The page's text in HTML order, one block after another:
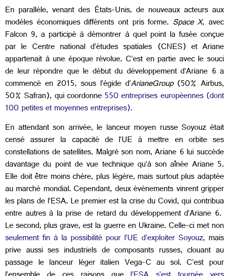
En parallèle, venant des États-Unis, de nouveaux acteurs aux
modèles économiques différents ont pris forme. Space X, avec
Falcon 9, a participé à démontrer à quel point la fusée conçue
par le Centre national d’études spatiales (CNES) et Ariane
appartenait à une époque révolue. C’est en partie avec le souci
de leur répondre que le début du développement d’Ariane 6 a
commencé en 2015, sous l’égide d’ArianeGroup(50% Airbus,
50% Safran), qui coordonne550 entreprises européennes (dont
100 petites et moyennes entreprises).
En attendant son arrivée, le lanceur moyen russe Soyouz était
censé assurer la capacité de l’UE à mettre en orbite ses
constellations de satellites. Malgré son nom, Ariane 6 lui succède
davantage du point de vue technique qu’à son aînée Ariane 5.
Elle doit être moins chère, plus légère, mais surtout plus adaptée
au marché mondial. Cependant, deux évènements vinrent gripper
les plans de l’ESA. Le premier est la crise du Covid, qui contribua
entre autres à la prise de retard du développement d’Ariane 6.
Le second, plus grave, est la guerre en Ukraine. Celle-ci met non
seulement fin à la possibilité pour l’UE d’exploiter Soyouz, mais
prive aussi ses industriels de composants russes, clouant au
passage le lanceur léger italien Vega-C au sol. C’est pour